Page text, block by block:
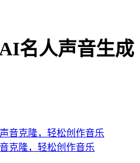
名人声音生成
克隆，轻松创作音乐